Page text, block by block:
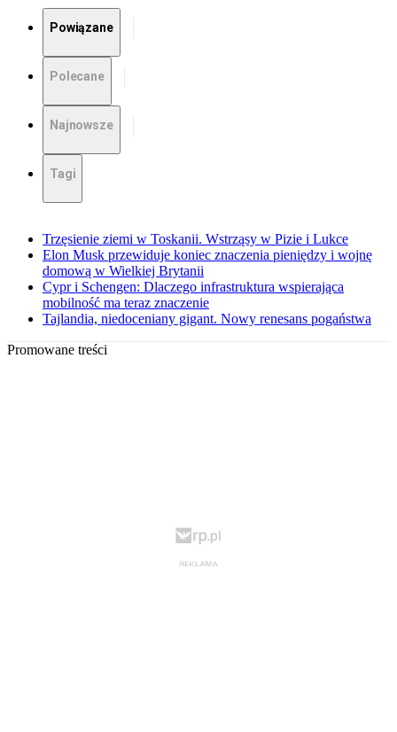
Powiązane
Polecane
Najnowsze
Tagi
Trzęsienie ziemi w Toskanii. Wstrząsy w Pizie i Lukce
Elon Musk przewiduje koniec znaczenia pieniędzy i wojnę
domową w Wielkiej Brytanii
Cypr i Schengen: Dlaczego infrastruktura wspierająca
mobilność ma teraz znaczenie
Tajlandia, niedoceniany gigant. Nowy renesans pogaństwa
Promowane treści